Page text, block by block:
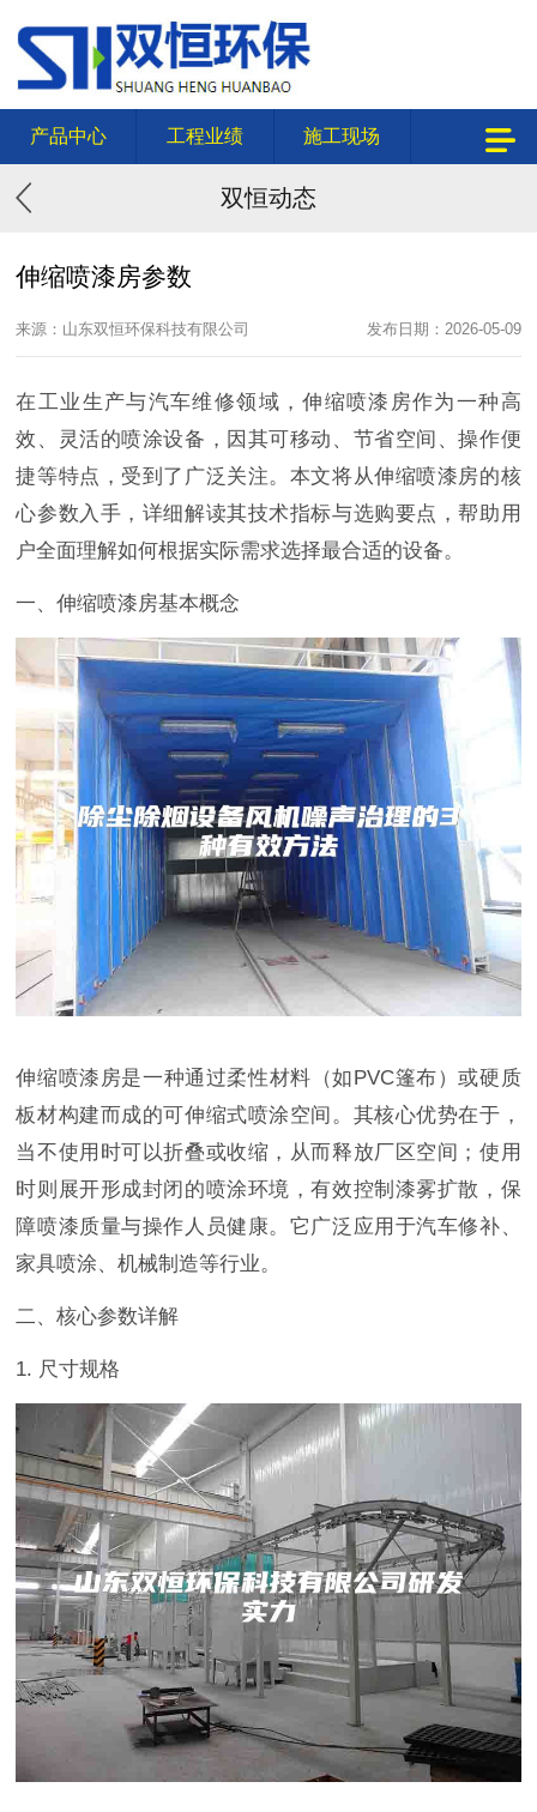
产品中心 工程业绩 施工现场
双恒动态
伸缩喷漆房参数
来源：山东双恒环保科技有限公司 发布日期：2026-05-09
在工业生产与汽车维修领域，伸缩喷漆房作为一种高
效、灵活的喷涂设备，因其可移动、节省空间、操作便
捷等特点，受到了广泛关注。本文将从伸缩喷漆房的核
心参数入手，详细解读其技术指标与选购要点，帮助用
户全面理解如何根据实际需求选择最合适的设备。
一、伸缩喷漆房基本概念
伸缩喷漆房是一种通过柔性材料（如PVC篷布）或硬质
板材构建而成的可伸缩式喷涂空间。其核心优势在于，
当不使用时可以折叠或收缩，从而释放厂区空间；使用
时则展开形成封闭的喷涂环境，有效控制漆雾扩散，保
障喷漆质量与操作人员健康。它广泛应用于汽车修补、
家具喷涂、机械制造等行业。
二、核心参数详解
1. 尺寸规格